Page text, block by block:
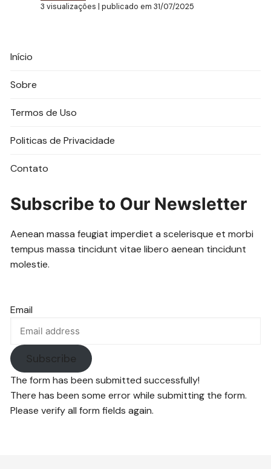
3 visualizações |publicado em 31/07/2025
Início
Sobre
Termos de Uso
Politicas de Privacidade
Contato
Subscribe to Our Newsletter
Aenean massa feugiat imperdiet a scelerisque et morbi
tempus massa tincidunt vitae libero aenean tincidunt
molestie.
Email
Subscribe
The form has been submitted successfully!
There has been some error while submitting the form.
Please verify all form fields again.